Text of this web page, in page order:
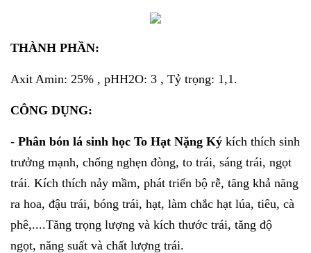
THÀNH PHẦN:
Axit Amin: 25% , pHH2O: 3 , Tỷ trọng: 1,1.
CÔNG DỤNG:
- Phân bón lá sinh học To Hạt Nặng Ký kích thích sinh
trưởng mạnh, chống nghẹn đòng, to trái, sáng trái, ngọt
trái. Kích thích nảy mầm, phát triển bộ rễ, tăng khả năng
ra hoa, đậu trái, bóng trái, hạt, làm chắc hạt lúa, tiêu, cà
phê,....Tăng trọng lượng và kích thước trái, tăng độ
ngọt, năng suất và chất lượng trái.